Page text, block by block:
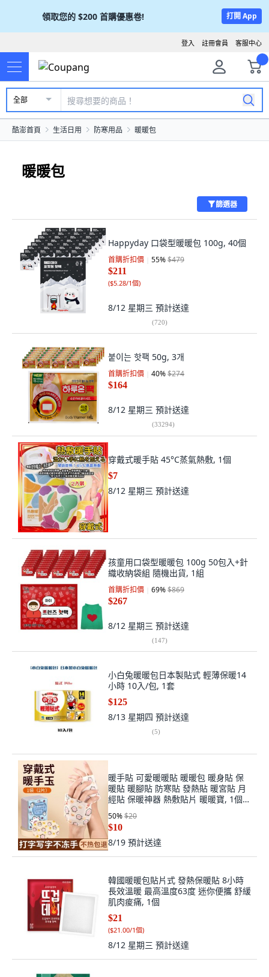
領取您的 $200 首購優惠卷! 打開 App
客服中心
註冊會員
登入
全部
酷澎首頁 生活日用 防寒用品 暖暖包
暖暖包
篩選器
Happyday 口袋型暖暖包 100g, 40個
首購折扣價 55%$479
$211
($5.28/1個)
8/12 星期三 預計送達
(720)
붙이는 핫팩 50g, 3개
首購折扣價 40%$274
$164
8/12 星期三 預計送達
(33294)
穿戴式暖手貼 45°C蒸氣熱敷, 1個
$7
8/12 星期三 預計送達
孩童用口袋型暖暖包 100g 50包入+針
織收納袋組 隨機出貨, 1組
首購折扣價 69%$869
$267
8/12 星期三 預計送達
(147)
小白兔暖暖包日本製貼式 輕薄保暖14
小時 10入/包, 1套
$125
8/13 星期四 預計送達
(5)
暖手貼 可愛暖暖貼 暖暖包 暖身貼 保
暖貼 暖腳貼 防寒貼 發熱貼 暖宮貼 月
經貼 保暖神器 熱敷貼片 暖暖寶, 1個,
暖手貼【2片/袋】
50%$20
$10
8/19 預計送達
韓國暖暖包貼片式 發熱保暖貼 8小時
長效溫暖 最高溫度63度 迷你便攜 舒緩
肌肉痠痛, 1個
$21
($21.00/1個)
8/12 星期三 預計送達